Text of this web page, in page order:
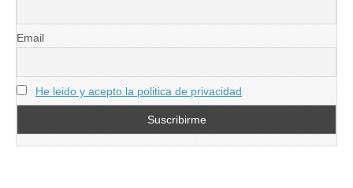
Email
He leido y acepto la politica de privacidad